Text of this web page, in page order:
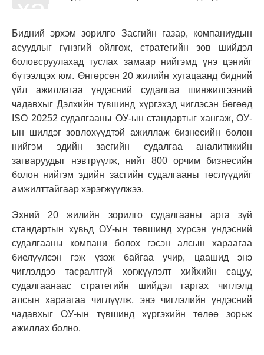
Бидний эрхэм зорилго Засгийн газар, компаниудын
асуудлыг гүнзгий ойлгож, стратегийн зөв шийдэл
боловсруулахад туслах замаар нийгэмд үнэ цэнийг
бүтээлцэх юм. Өнгөрсөн 20 жилийн хугацаанд бидний
үйл ажиллагаа үндэсний судалгаа шинжилгээний
чадавхыг Дэлхийн түвшинд хүргэхэд чиглэсэн бөгөөд
ISO 20252 судалгааны ОУ-ын стандартыг хангаж, ОУ-
ын шилдэг зөвлөхүүдтэй ажиллаж бизнесийн болон
нийгэм эдийн засгийн судалгаа аналитикийн
загваруудыг нэвтрүүлж, нийт 800 орчим бизнесийн
болон нийгэм эдийн засгийн судалгааны төслүүдийг
амжилттайгаар хэрэгжүүлжээ.
Эхний 20 жилийн зорилго судалгааны арга зүй
стандартын хувьд ОУ-ын төвшинд хүрсэн үндэсний
судалгааны компани болох гэсэн алсын хараагаа
биелүүлсэн гэж үзэж байгаа учир, цаашид энэ
чиглэлдээ тасралтгүй хөгжүүлэлт хийхийн сацуу,
судалгаанаас стратегийн шийдэл гаргах чиглэлд
алсын хараагаа чиглүүлж, энэ чиглэлийн үндэсний
чадавхыг ОУ-ын түвшинд хүргэхийн төлөө зорьж
ажиллах болно.